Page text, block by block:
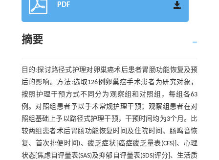
PDF
摘要
目的:探讨路径式护理对卵巢癌术后患者胃肠功能恢复及预
后的影响。方法:选取126例卵巢癌手术患者为研究对象，
按照护理干预方式不同分为观察组和对照组，每组各63
例。对照组患者予以手术常规护理干预；观察组患者在对
照组基础上予以路径式护理干预，干预时间均为3个月。比
较两组患者术后胃肠功能恢复时间及住院时间、肠鸣音恢
复、首次排便时间)、疲乏症状[癌症疲乏量表(CFS)]、心理
状态[焦虑自评量表(SAS)及抑郁自评量表(SDS)评分]、生活质